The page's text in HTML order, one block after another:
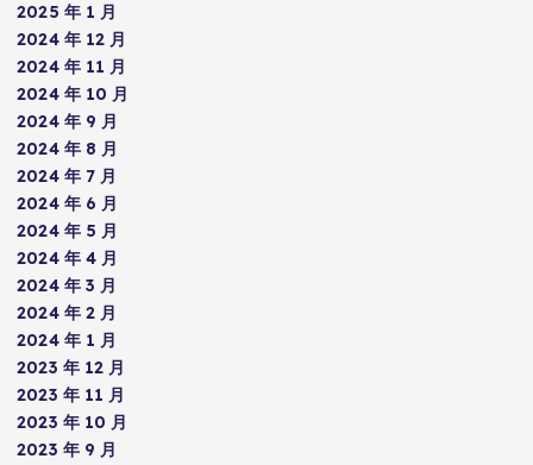
2025 年 1 月
2024 年 12 月
2024 年 11 月
2024 年 10 月
2024 年 9 月
2024 年 8 月
2024 年 7 月
2024 年 6 月
2024 年 5 月
2024 年 4 月
2024 年 3 月
2024 年 2 月
2024 年 1 月
2023 年 12 月
2023 年 11 月
2023 年 10 月
2023 年 9 月